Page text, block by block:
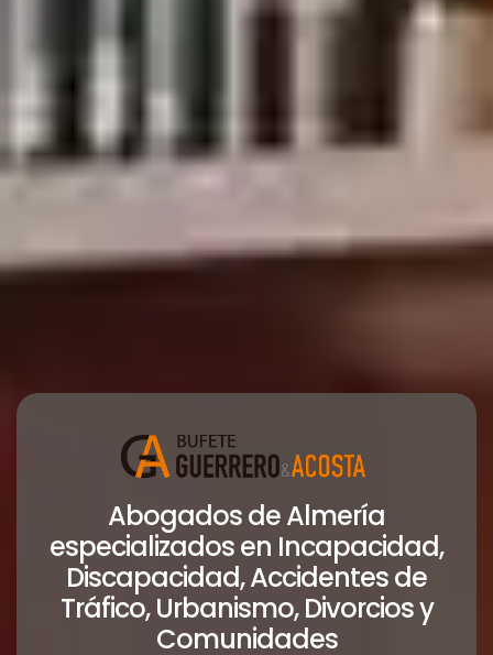
Abogados de Almería
especializados en Incapacidad,
Discapacidad, Accidentes de
Tráfico, Urbanismo, Divorcios y
Comunidades